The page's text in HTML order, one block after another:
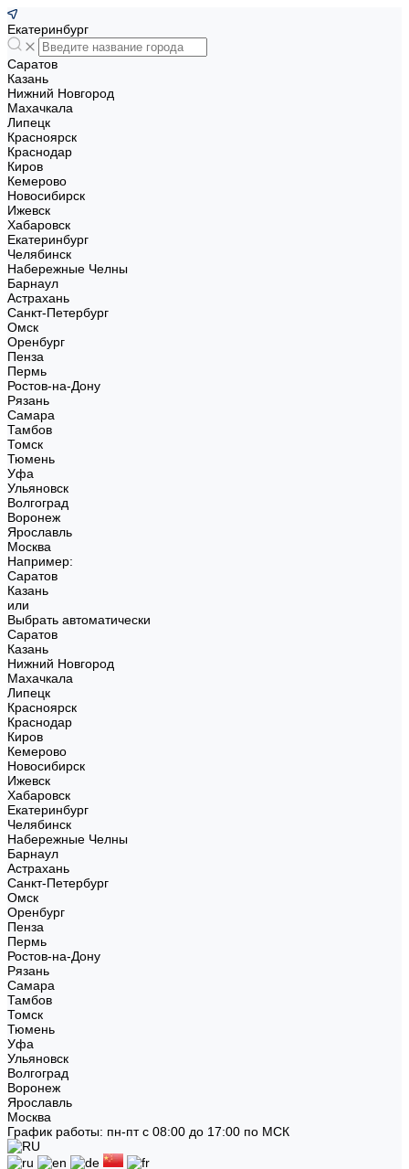
Екатеринбург
Саратов
Казань
Нижний Новгород
Махачкала
Липецк
Красноярск
Краснодар
Киров
Кемерово
Новосибирск
Ижевск
Хабаровск
Екатеринбург
Челябинск
Набережные Челны
Барнаул
Астрахань
Санкт-Петербург
Омск
Оренбург
Пенза
Пермь
Ростов-на-Дону
Рязань
Самара
Тамбов
Томск
Тюмень
Уфа
Ульяновск
Волгоград
Воронеж
Ярославль
Москва
Например:
Саратов
Казань
или
Выбрать автоматически
Саратов
Казань
Нижний Новгород
Махачкала
Липецк
Красноярск
Краснодар
Киров
Кемерово
Новосибирск
Ижевск
Хабаровск
Екатеринбург
Челябинск
Набережные Челны
Барнаул
Астрахань
Санкт-Петербург
Омск
Оренбург
Пенза
Пермь
Ростов-на-Дону
Рязань
Самара
Тамбов
Томск
Тюмень
Уфа
Ульяновск
Волгоград
Воронеж
Ярославль
Москва
График работы: пн-пт с 08:00 до 17:00 по МСК